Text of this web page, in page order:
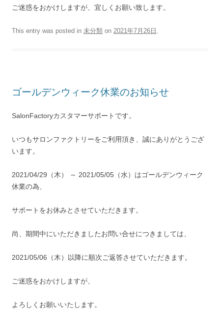
ご迷惑をおかけしますが、宜しくお願い致します。
This entry was posted in 未分類 on 2021年7月26日 .
ゴールデンウィーク休業のお知らせ
SalonFactoryカスタマーサポートです。
いつもサロンファクトリーをご利用頂き、誠にありがとうござ
います。
2021/04/29（木） ～ 2021/05/05（水）はゴールデンウィーク
休業の為、
サポートをお休みとさせていただきます。
尚、期間中にいただきましたお問い合せにつきましては、
2021/05/06（木）以降に順次ご返答させていただきます。
ご迷惑をおかけしますが、
よろしくお願いいたします。